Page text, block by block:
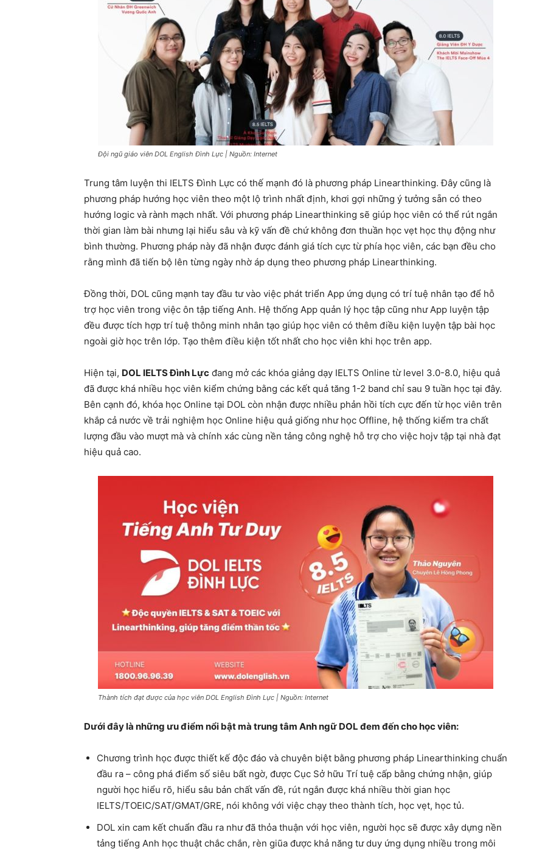
Đội ngũ giáo viên DOL English Đình Lực | Nguồn: Internet
Trung tâm luyện thi IELTS Đình Lực có thế mạnh đó là phương pháp Linearthinking. Đây cũng là
phương pháp hướng học viên theo một lộ trình nhất định, khơi gợi những ý tưởng sẵn có theo
hướng logic và rành mạch nhất. Với phương pháp Linearthinking sẽ giúp học viên có thể rút ngắn
thời gian làm bài nhưng lại hiểu sâu và kỹ vấn đề chứ không đơn thuần học vẹt học thụ động như
bình thường. Phương pháp này đã nhận được đánh giá tích cực từ phía học viên, các bạn đều cho
rằng mình đã tiến bộ lên từng ngày nhờ áp dụng theo phương pháp Linearthinking.
Đồng thời, DOL cũng mạnh tay đầu tư vào việc phát triển App ứng dụng có trí tuệ nhân tạo để hỗ
trợ học viên trong việc ôn tập tiếng Anh. Hệ thống App quản lý học tập cũng như App luyện tập
đều được tích hợp trí tuệ thông minh nhân tạo giúp học viên có thêm điều kiện luyện tập bài học
ngoài giờ học trên lớp. Tạo thêm điều kiện tốt nhất cho học viên khi học trên app.
Hiện tại, DOL IELTS Đình Lực đang mở các khóa giảng dạy IELTS Online từ level 3.0-8.0, hiệu quả
đã được khá nhiều học viên kiểm chứng bằng các kết quả tăng 1-2 band chỉ sau 9 tuần học tại đây.
Bên cạnh đó, khóa học Online tại DOL còn nhận được nhiều phản hồi tích cực đến từ học viên trên
khắp cả nước về trải nghiệm học Online hiệu quả giống như học Offline, hệ thống kiểm tra chất
lượng đầu vào mượt mà và chính xác cùng nền tảng công nghệ hỗ trợ cho việc hojv tập tại nhà đạt
hiệu quả cao.
Thành tích đạt được của học viên DOL English Đình Lực | Nguồn: Internet
Dưới đây là những ưu điểm nổi bật mà trung tâm Anh ngữ DOL đem đến cho học viên:
Chương trình học được thiết kế độc đáo và chuyên biệt bằng phương pháp Linearthinking chuẩn
đầu ra – công phá điểm số siêu bất ngờ, được Cục Sở hữu Trí tuệ cấp bằng chứng nhận, giúp
người học hiểu rõ, hiểu sâu bản chất vấn đề, rút ngắn được khá nhiều thời gian học
IELTS/TOEIC/SAT/GMAT/GRE, nói không với việc chạy theo thành tích, học vẹt, học tủ.
DOL xin cam kết chuẩn đầu ra như đã thỏa thuận với học viên, người học sẽ được xây dựng nền
tảng tiếng Anh học thuật chắc chắn, rèn giũa được khả năng tư duy ứng dụng nhiều trong môi